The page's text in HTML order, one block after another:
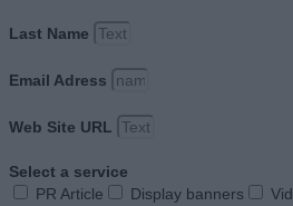
Last Name
Email Adress
Web Site URL
Select a service
PR Article
Display banners